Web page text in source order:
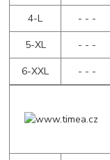
4-L
- - -
5-XL
- - -
6-XXL
- - -